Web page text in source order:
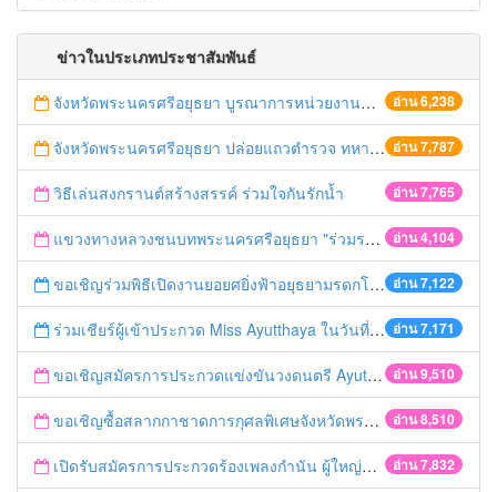
ข่าวในประเภทประชาสัมพันธ์
อ่าน 6,238
จังหวัดพระนครศรีอยุธยา บูรณาการหน่วยงานที่เกี่ยวข้อง ลงพื้นที่จัดระเบียบและดำเนินมาตรการตามบทลงโทษสูงสุดกับผู้ประกอบการร้านค้าที่ยังฝ่าฝืนตั้งร้านค้ารุกล้ำเขตพื้นที่ทางหลวง เตรียมความปลอดภัยก่อนเทศกาลสงกรานต์
อ่าน 7,787
จังหวัดพระนครศรีอยุธยา ปล่อยแถวตำรวจ ทหาร ฝ่ายปกครอง กว่า 100 นาย ตรวจเข้มท่ารถสาธารณะ สถานีขนส่งรถโดยสาร วินรถตู้ และสถานีรถไฟ เตรียมรับมือเทศกาลสงกรานต์
อ่าน 7,765
วิธีเล่นสงกรานต์สร้างสรรค์ ร่วมใจกันรักน้ำ
อ่าน 4,104
แขวงทางหลวงชนบทพระนครศรีอยุธยา "ร่วมรณรงค์ ขับช้า เปิดไฟหน้า คาดเข็มขัด" เทศกาลสงกรานต์ ปี 2561
อ่าน 7,122
ขอเชิญร่วมพิธีเปิดงานยอยศยิ่งฟ้าอยุธยามรดกโลก
อ่าน 7,171
ร่วมเชียร์ผู้เข้าประกวด Miss Ayutthaya ในวันที่ 15 ธันวาคม 2560
อ่าน 9,510
ขอเชิญสมัครการประกวดแข่งขันวงดนตรี Ayutthaya battle of the bands
อ่าน 8,510
ขอเชิญซื้อสลากกาชาดการกุศลพิเศษจังหวัดพระนครศรีอยุธยา 2560
อ่าน 7,832
เปิดรับสมัครการประกวดร้องเพลงกำนัน ผู้ใหญ่บ้าน ฯลฯ